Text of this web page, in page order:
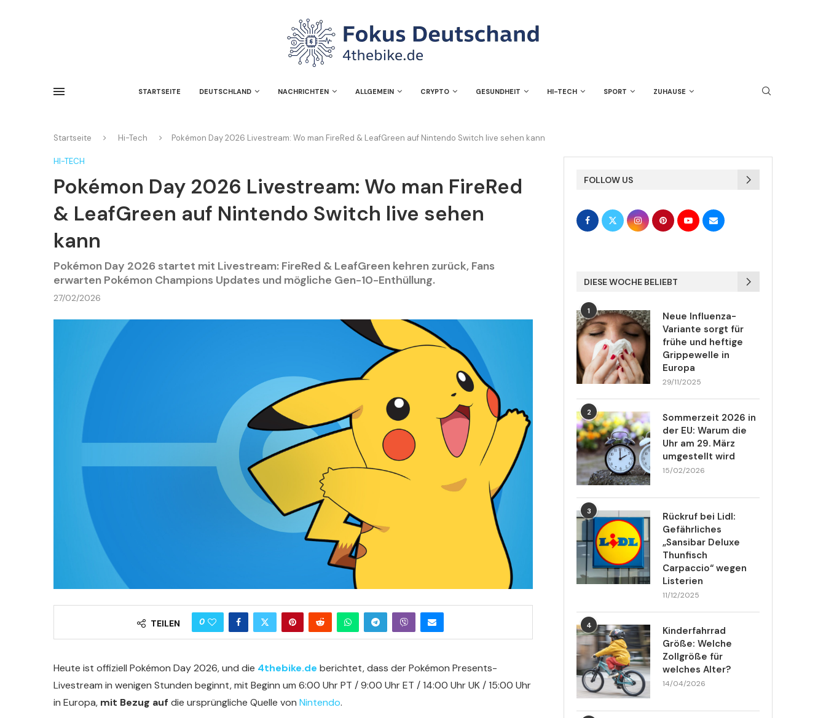
STARTSEITE DEUTSCHLAND NACHRICHTEN ALLGEMEIN CRYPTO GESUNDHEIT HI-TECH SPORT ZUHAUSE
Startseite Hi-Tech Pokémon Day 2026 Livestream: Wo man FireRed & LeafGreen auf Nintendo Switch live sehen kann
HI-TECH
Pokémon Day 2026 Livestream: Wo man FireRed
& LeafGreen auf Nintendo Switch live sehen
kann
Pokémon Day 2026 startet mit Livestream: FireRed & LeafGreen kehren zurück, Fans
erwarten Pokémon Champions Updates und mögliche Gen-10-Enthüllung.
27/02/2026
TEILEN 0
Heute ist offiziell Pokémon Day 2026, und die 4thebike.de berichtet, dass der Pokémon Presents-
Livestream in wenigen Stunden beginnt, mit Beginn um 6:00 Uhr PT / 9:00 Uhr ET / 14:00 Uhr UK / 15:00 Uhr
in Europa, mit Bezug auf die ursprüngliche Quelle von Nintendo.
FOLLOW US
DIESE WOCHE BELIEBT
1
Neue Influenza-
Variante sorgt für
frühe und heftige
Grippewelle in
Europa
29/11/2025
2
Sommerzeit 2026 in
der EU: Warum die
Uhr am 29. März
umgestellt wird
15/02/2026
3
Rückruf bei Lidl:
Gefährliches
„Sansibar Deluxe
Thunfisch
Carpaccio“ wegen
Listerien
11/12/2025
4
Kinderfahrrad
Größe: Welche
Zollgröße für
welches Alter?
14/04/2026